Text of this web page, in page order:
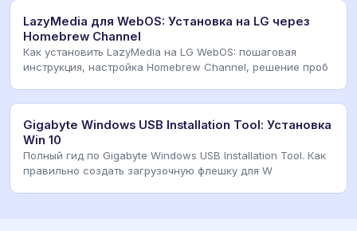
LazyMedia для WebOS: Установка на LG через
Homebrew Channel
Как установить LazyMedia на LG WebOS: пошаговая
инструкция, настройка Homebrew Channel, решение проб
Gigabyte Windows USB Installation Tool: Установка
Win 10
Полный гид по Gigabyte Windows USB Installation Tool. Как
правильно создать загрузочную флешку для W